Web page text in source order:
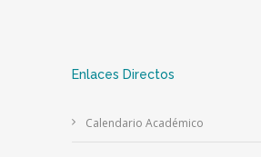
Enlaces Directos
Calendario Académico